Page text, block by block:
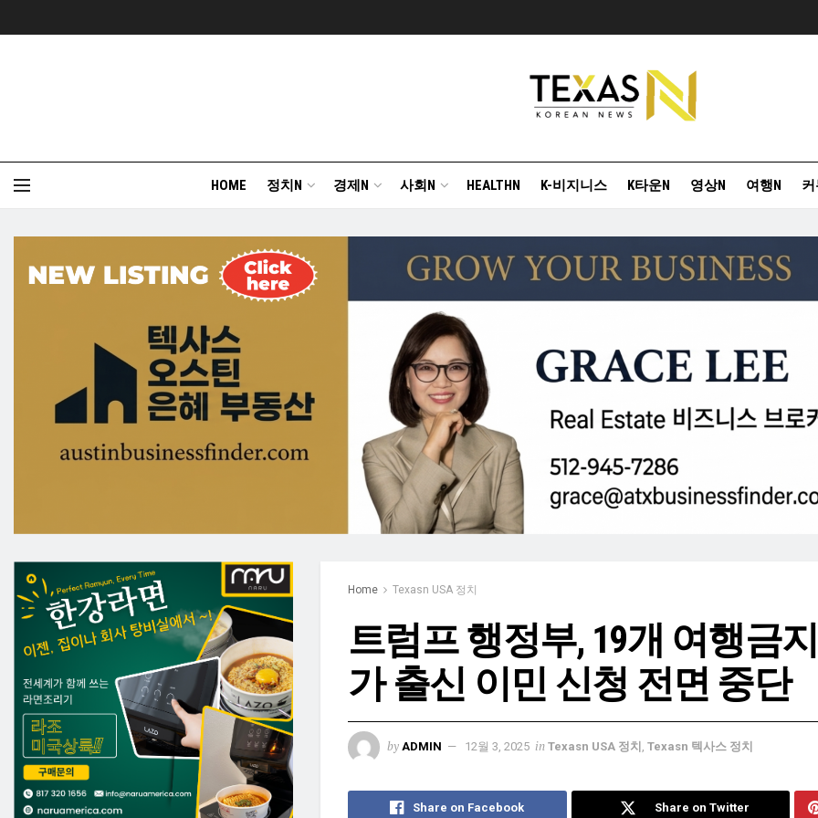
HOME 정치N 경제N 사회N HEALTHN K-비지니스 K타운N 영상N 여행N
Home Texasn USA 정치
트럼프 행정부, 19개 여행금
가 출신 이민 신청 전면 중단
by ADMIN 12월 3, 2025 in Texasn USA 정치 Texasn 텍사스 정치
Share on Facebook Share on Twitter